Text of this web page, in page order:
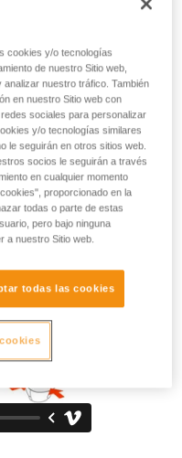
PICCHU es un casco
pequeños y jóvenes
para la
exterior dura resiste de
rayadas. Su forma
en toda la cabeza
y posteriores.
de los niños, es
cookies y/o tecnologías
de nuestro Sitio web,
nuestro tráfico. También
en nuestro Sitio web con
sociales para personalizar
y/o tecnologías similares
le seguirán en otros sitios web.
socios le seguirán a través
en cualquier momento
proporcionado en la
todas o parte de estas
pero bajo ninguna
a nuestro Sitio web.
todas las cookies